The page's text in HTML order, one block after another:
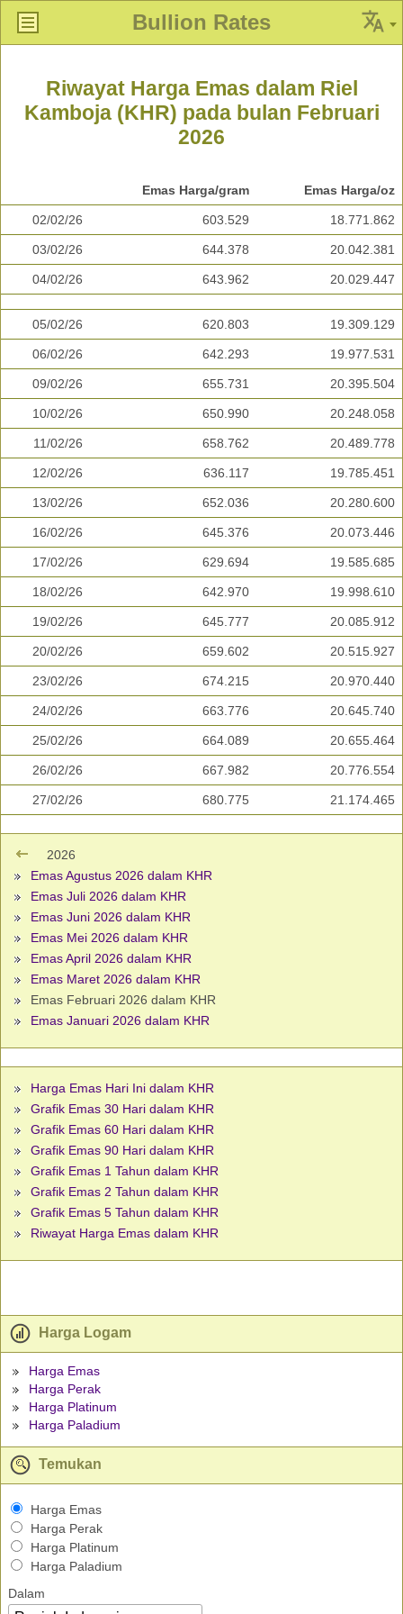
Bullion Rates
Riwayat Harga Emas dalam Riel
Kamboja (KHR) pada bulan Februari
2026
Emas Harga/gram Emas Harga/oz
02/02/26 603.529 18.771.862
03/02/26 644.378 20.042.381
04/02/26 643.962 20.029.447
05/02/26 620.803 19.309.129
06/02/26 642.293 19.977.531
09/02/26 655.731 20.395.504
10/02/26 650.990 20.248.058
11/02/26 658.762 20.489.778
12/02/26 636.117 19.785.451
13/02/26 652.036 20.280.600
16/02/26 645.376 20.073.446
17/02/26 629.694 19.585.685
18/02/26 642.970 19.998.610
19/02/26 645.777 20.085.912
20/02/26 659.602 20.515.927
23/02/26 674.215 20.970.440
24/02/26 663.776 20.645.740
25/02/26 664.089 20.655.464
26/02/26 667.982 20.776.554
27/02/26 680.775 21.174.465
2026
Emas Agustus 2026 dalam KHR
Emas Juli 2026 dalam KHR
Emas Juni 2026 dalam KHR
Emas Mei 2026 dalam KHR
Emas April 2026 dalam KHR
Emas Maret 2026 dalam KHR
Emas Februari 2026 dalam KHR
Emas Januari 2026 dalam KHR
Harga Emas Hari Ini dalam KHR
Grafik Emas 30 Hari dalam KHR
Grafik Emas 60 Hari dalam KHR
Grafik Emas 90 Hari dalam KHR
Grafik Emas 1 Tahun dalam KHR
Grafik Emas 2 Tahun dalam KHR
Grafik Emas 5 Tahun dalam KHR
Riwayat Harga Emas dalam KHR
Harga Logam
Harga Emas
Harga Perak
Harga Platinum
Harga Paladium
Temukan
Harga Emas
Harga Perak
Harga Platinum
Harga Paladium
Dalam